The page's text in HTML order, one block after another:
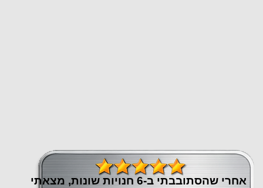
אחרי שהסתובבתי ב-6 חנויות שונות, מצאתי